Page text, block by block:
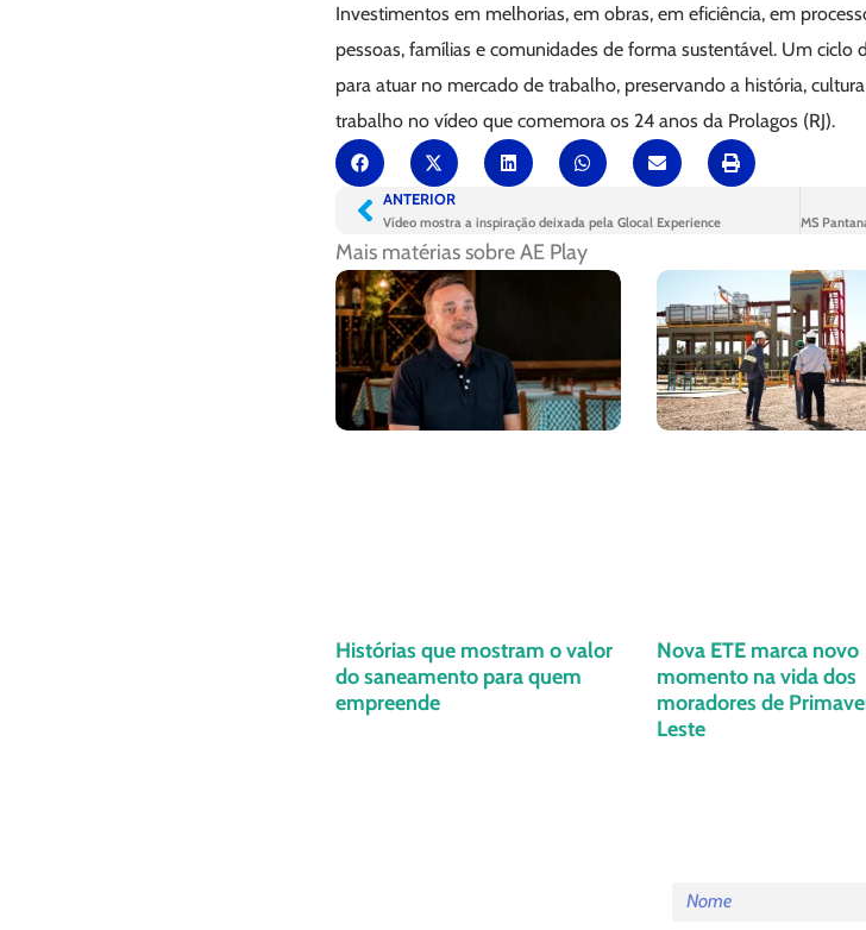
Investimentos em melhorias, em obras, em eficiência, em
pessoas, famílias e comunidades de forma sustentável. Um
para atuar no mercado de trabalho, preservando a história,
trabalho no vídeo que comemora os 24 anos da Prolagos (RJ).
ANTERIOR
Vídeo mostra a inspiração deixada pela Glocal Experience
Mais matérias sobreAE Play
Histórias que mostram o valor
do saneamento para quem
empreende
Nova ETE marca novo
momento na vida dos
moradores de
Leste